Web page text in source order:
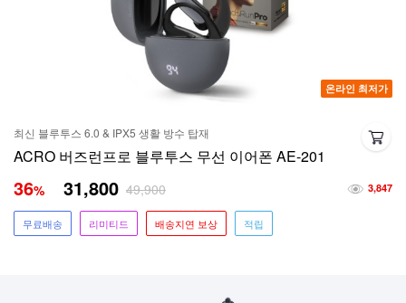
온라인 최저가
최신 블루투스 6.0 & IPX5 생활 방수 탑재
ACRO 버즈런프로 블루투스 무선 이어폰 AE-201
3,847
36% 31,800 49,900
무료배송 리미티드 배송지연 보상 적립